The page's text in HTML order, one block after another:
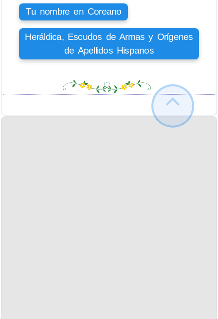
Tu nombre en Coreano
Heráldica, Escudos de Armas y Orígenes
de Apellidos Hispanos